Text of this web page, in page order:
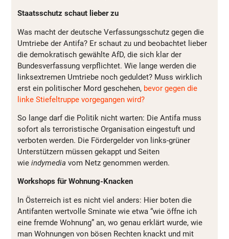
Staatsschutz schaut lieber zu
Was macht der deutsche Verfassungsschutz gegen die
Umtriebe der Antifa? Er schaut zu und beobachtet lieber
die demokratisch gewählte AfD, die sich klar der
Bundesverfassung verpflichtet. Wie lange werden die
linksextremen Umtriebe noch geduldet? Muss wirklich
erst ein politischer Mord geschehen, bevor gegen die
linke Stiefeltruppe vorgegangen wird?
So lange darf die Politik nicht warten: Die Antifa muss
sofort als terroristische Organisation eingestuft und
verboten werden. Die Fördergelder von links-grüner
Unterstützern müssen gekappt und Seiten
wie indymedia vom Netz genommen werden.
Workshops für Wohnung-Knacken
In Österreich ist es nicht viel anders: Hier boten die
Antifanten wertvolle Sminate wie etwa “wie öffne ich
eine fremde Wohnung” an, wo genau erklärt wurde, wie
man Wohnungen von bösen Rechten knackt und mit